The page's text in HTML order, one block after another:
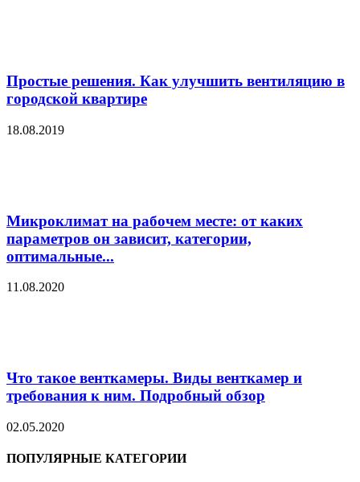
Простые решения. Как улучшить вентиляцию в
городской квартире
18.08.2019
Микроклимат на рабочем месте: от каких
параметров он зависит, категории,
оптимальные...
11.08.2020
Что такое венткамеры. Виды венткамер и
требования к ним. Подробный обзор
02.05.2020
ПОПУЛЯРНЫЕ КАТЕГОРИИ